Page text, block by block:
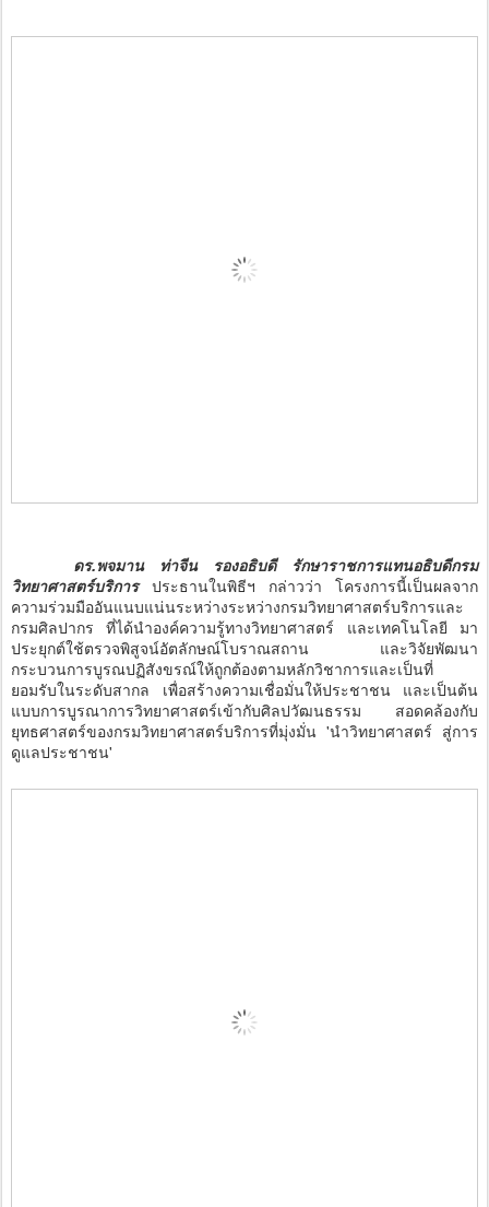
ดร.พจมาน ท่าจีน รองอธิบดี รักษาราชการแทนอธิบดีกรม
วิทยาศาสตร์บริการ ประธานในพิธีฯ กล่าวว่า โครงการนี้เป็นผลจาก
ความร่วมมืออันแนบแน่นระหว่างระหว่างกรมวิทยาศาสตร์บริการและ
กรมศิลปากร ที่ได้นำองค์ความรู้ทางวิทยาศาสตร์ และเทคโนโลยี มา
ประยุกต์ใช้ตรวจพิสูจน์อัตลักษณ์โบราณสถาน และวิจัยพัฒนา
กระบวนการบูรณปฏิสังขรณ์ให้ถูกต้องตามหลักวิชาการและเป็นที่
ยอมรับในระดับสากล เพื่อสร้างความเชื่อมั่นให้ประชาชน และเป็นต้น
แบบการบูรณาการวิทยาศาสตร์เข้ากับศิลปวัฒนธรรม สอดคล้องกับ
ยุทธศาสตร์ของกรมวิทยาศาสตร์บริการที่มุ่งมั่น 'นำวิทยาศาสตร์ สู่การ
ดูแลประชาชน'